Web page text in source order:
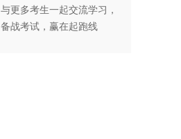
与更多考生一起交流学习，
备战考试，赢在起跑线